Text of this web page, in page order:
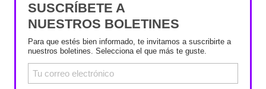
SUSCRÍBETE A
NUESTROS BOLETINES
Para que estés bien informado, te invitamos a suscribirte a
nuestros boletines. Selecciona el que más te guste.